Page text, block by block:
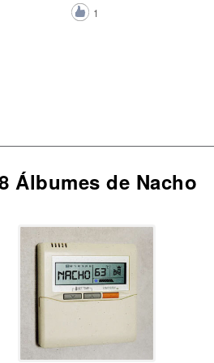
1
Álbumes de Nacho